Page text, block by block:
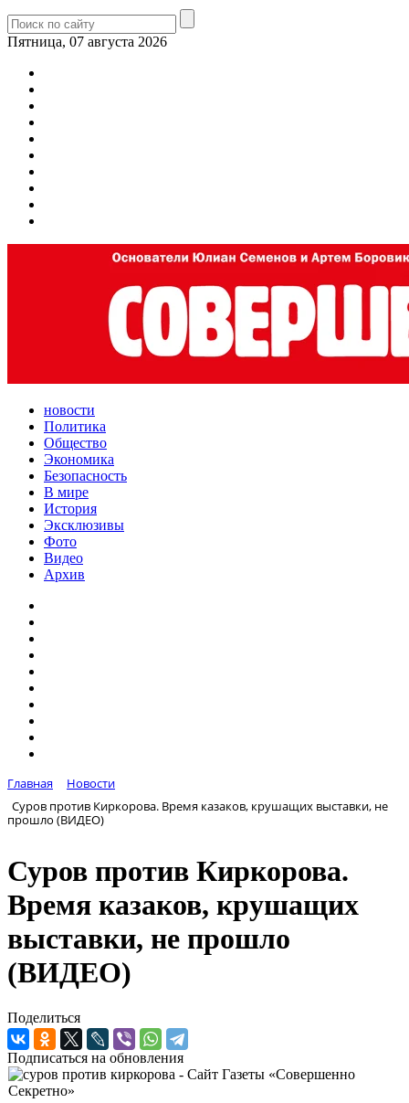
Пятница, 07 августа 2026
новости
Политика
Общество
Экономика
Безопасность
В мире
История
Эксклюзивы
Фото
Видео
Архив
Главная
Новости
Суров против Киркорова. Время казаков, крушащих выставки, не
прошло (ВИДЕО)
Суров против Киркорова.
Время казаков, крушащих
выставки, не прошло
(ВИДЕО)
Поделиться
Подписаться на обновления